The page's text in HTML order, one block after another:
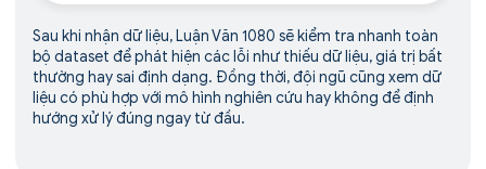
Sau khi nhận dữ liệu, Luận Văn 1080 sẽ kiểm tra nhanh toàn
bộ dataset để phát hiện các lỗi như thiếu dữ liệu, giá trị bất
thường hay sai định dạng. Đồng thời, đội ngũ cũng xem dữ
liệu có phù hợp với mô hình nghiên cứu hay không để định
hướng xử lý đúng ngay từ đầu.